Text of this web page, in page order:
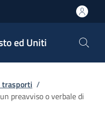
ed Uniti
trasporti /
preavviso o verbale di